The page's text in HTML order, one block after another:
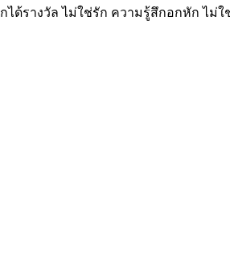
ได้รางวัล ไม่ใช่รัก ความรู้สึกอกหัก ไ